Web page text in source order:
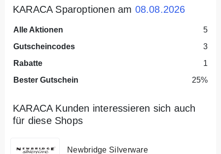
KARACA Sparoptionen am 08.08.2026
Alle Aktionen
5
Gutscheincodes
3
Rabatte
1
Bester Gutschein
25%
KARACA Kunden interessieren sich auch
für diese Shops
Newbridge Silverware